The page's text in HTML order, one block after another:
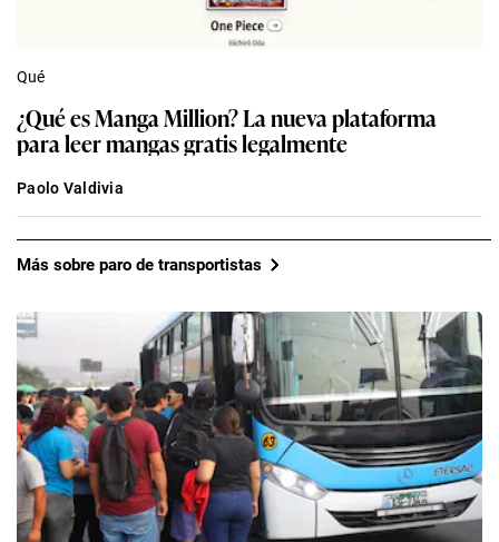
Qué
¿Qué es Manga Million? La nueva plataforma
para leer mangas gratis legalmente
Paolo Valdivia
Más sobre paro de transportistas